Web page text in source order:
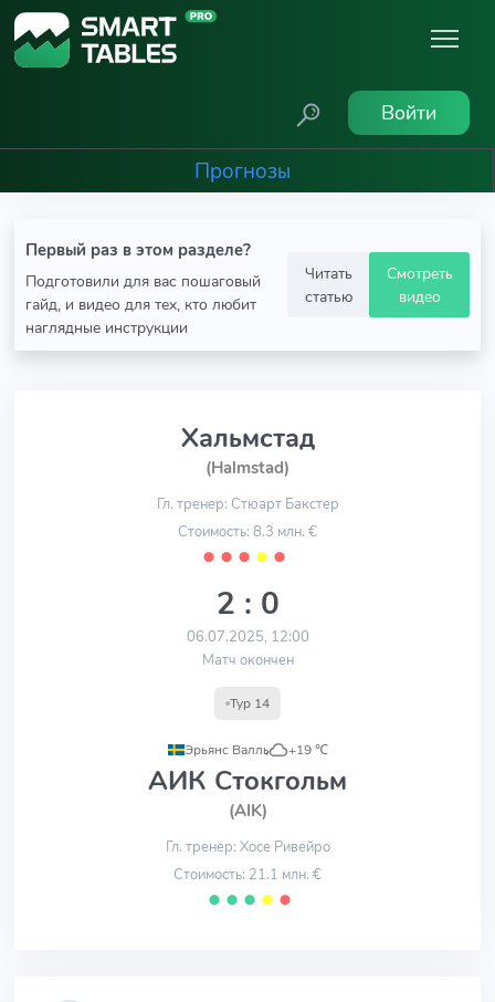
Войти
Прогнозы
Первый раз в этом разделе?
Подготовили для вас пошаговый
гайд, и видео для тех, кто любит
наглядные инструкции
Читать
статью
Смотреть
видео
Хальмстад
(Halmstad)
Гл. тренер: Стюарт Бакстер
Стоимость: 8.3 млн. €
⬤ ⬤ ⬤ ⬤ ⬤
2 : 0
06.07.2025, 12:00
Матч окончен
Тур 14
Эрьянс Валль
, +19 ℃
АИК Стокгольм
(AIK)
Гл. тренер: Хосе Ривейро
Стоимость: 21.1 млн. €
⬤ ⬤ ⬤ ⬤ ⬤